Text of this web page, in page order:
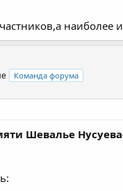
наиболее
Команда форума
Шевалье